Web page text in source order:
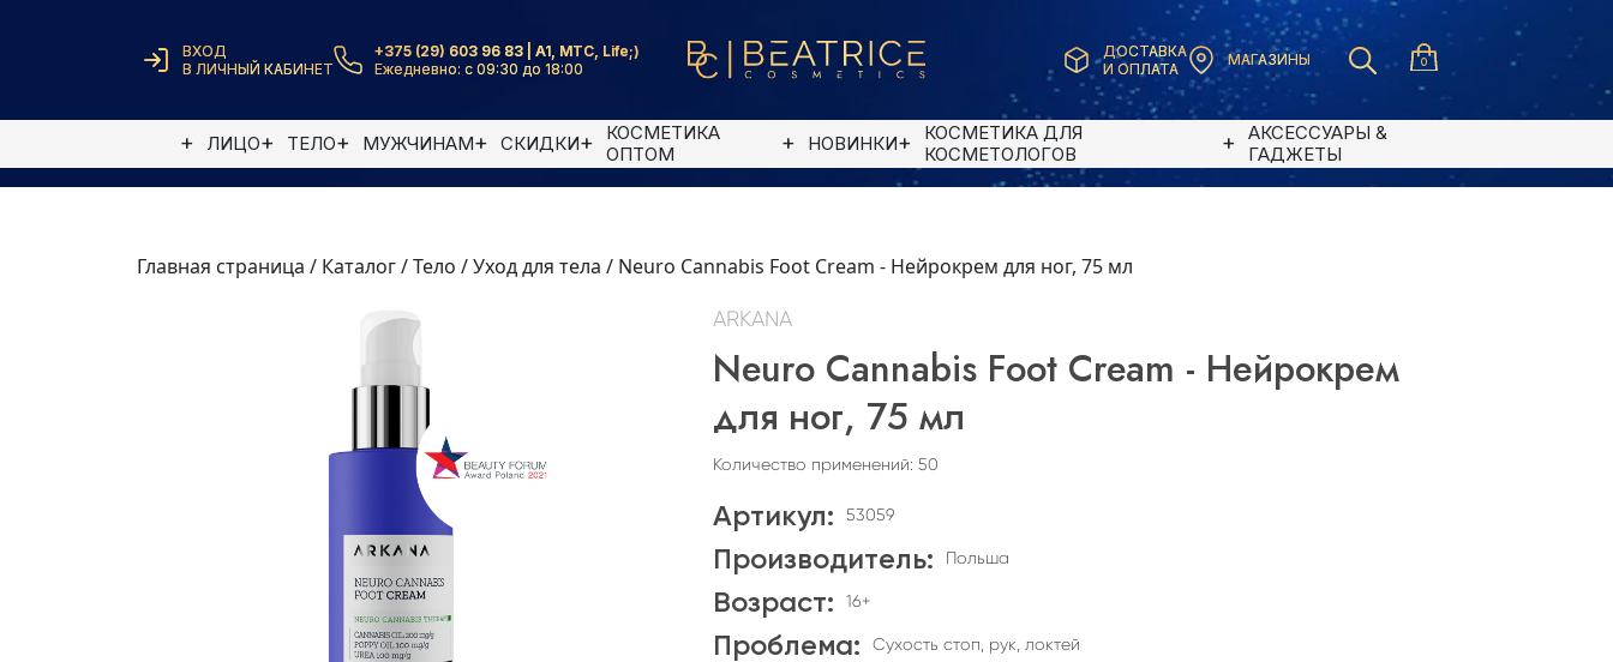
ВХОД
В ЛИЧНЫЙ КАБИНЕТ
+375 (29) 603 96 83 | A1, MTC, Life;)
Ежедневно: с 09:30 до 18:00
ДОСТАВКА
И ОПЛАТА
МАГАЗИНЫ 0
ЛИЦО ТЕЛО МУЖЧИНАМ СКИДКИ
КОСМЕТИКА
ОПТОМ
НОВИНКИ
КОСМЕТИКА ДЛЯ
КОСМЕТОЛОГОВ
АКСЕССУАРЫ &
ГАДЖЕТЫ
Главная страница / Каталог/Тело /Уход для тела / Neuro Cannabis Foot Cream - Нейрокрем для ног, 75 мл
ARKANA
Neuro Cannabis Foot Cream - Нейрокрем
для ног, 75 мл
Количество применений: 50
Артикул: 53059
Производитель: Польша
Возраст: 16+
Проблема: Сухость стоп, рук, локтей